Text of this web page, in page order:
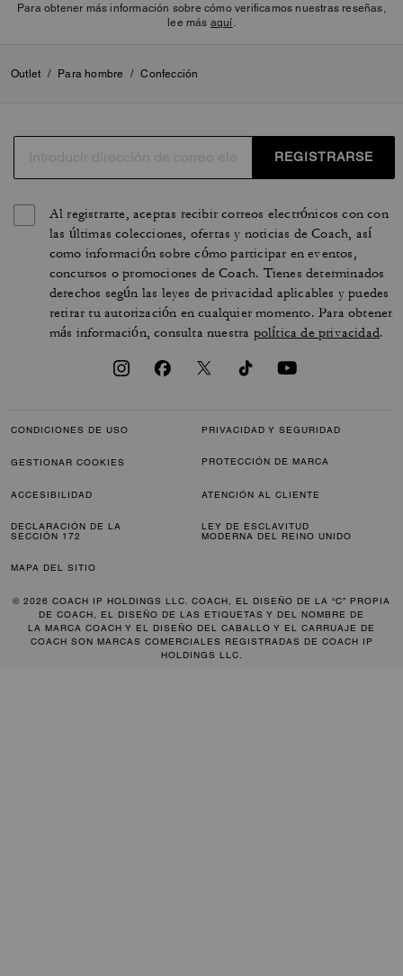
Para obtener más información sobre cómo verificamos nuestras reseñas,
lee más aquí.
Outlet / Para hombre / Confección
REGISTRARSE
Al registrarte, aceptas recibir correos electrónicos con con
las últimas colecciones, ofertas y noticias de Coach, así
como información sobre cómo participar en eventos,
concursos o promociones de Coach. Tienes determinados
derechos según las leyes de privacidad aplicables y puedes
retirar tu autorización en cualquier momento. Para obtener
más información, consulta nuestra política de privacidad.
CONDICIONES DE USO PRIVACIDAD Y SEGURIDAD
GESTIONAR COOKIES PROTECCIÓN DE MARCA
ACCESIBILIDAD ATENCIÓN AL CLIENTE
DECLARACIÓN DE LA
SECCIÓN 172
LEY DE ESCLAVITUD
MODERNA DEL REINO UNIDO
MAPA DEL SITIO
© 2026 COACH IP HOLDINGS LLC. COACH, EL DISEÑO DE LA “C” PROPIA
DE COACH, EL DISEÑO DE LAS ETIQUETAS Y DEL NOMBRE DE
LA MARCA COACH Y EL DISEÑO DEL CABALLO Y EL CARRUAJE DE
COACH SON MARCAS COMERCIALES REGISTRADAS DE COACH IP
HOLDINGS LLC.